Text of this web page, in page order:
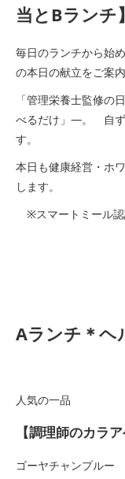
当とBランチ】
毎日のランチから始
の本日の献立をご案内
「管理栄養士監修の
べるだけ」―。 自ず
す。
本日も健康経営・ホ
します。
※スマートミール認
Aランチ＊ヘ
人気の一品
【調理師のカラア
ゴーヤチャンプ